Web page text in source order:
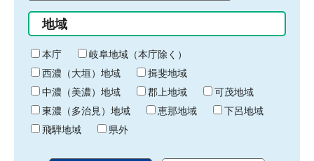
始
り
間
終
わ
り
地域
本庁
岐阜地域（本庁除く）
西濃（大垣）地域
揖斐地域
中濃（美濃）地域
郡上地域
可茂地域
東濃（多治見）地域
恵那地域
下呂地域
飛騨地域
県外